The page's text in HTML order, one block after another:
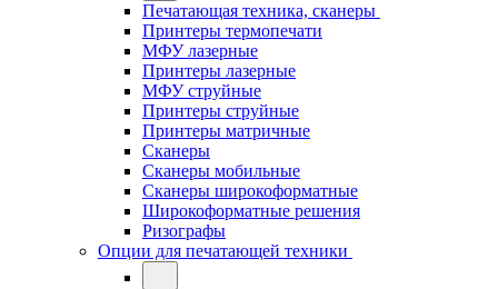
Печатающая техника, сканеры
Принтеры термопечати
МФУ лазерные
Принтеры лазерные
МФУ струйные
Принтеры струйные
Принтеры матричные
Сканеры
Сканеры мобильные
Сканеры широкоформатные
Широкоформатные решения
Ризографы
Опции для печатающей техники